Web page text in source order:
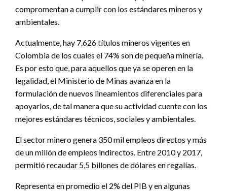
compromentan a cumplir con los estándares mineros y
ambientales.
Actualmente, hay 7.626 títulos mineros vigentes en
Colombia de los cuales el 74% son de pequeña minería.
Es por esto que, para aquellos que ya se operen en la
legalidad, el Ministerio de Minas avanza en la
formulación de nuevos lineamientos diferenciales para
apoyarlos, de tal manera que su actividad cuente con los
mejores estándares técnicos, sociales y ambientales.
El sector minero genera 350 mil empleos directos y más
de un millón de empleos indirectos. Entre 2010 y 2017,
permitió recaudar 5,5 billones de dólares en regalías.
Representa en promedio el 2% del PIB y en algunas